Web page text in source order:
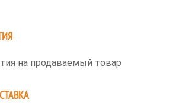
на продаваемый товар